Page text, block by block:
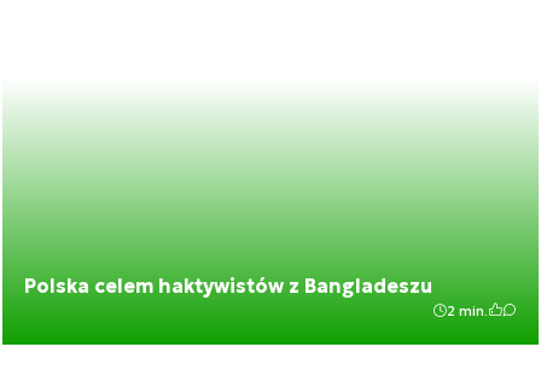
Polska celem haktywistów z Bangladeszu
2 min.